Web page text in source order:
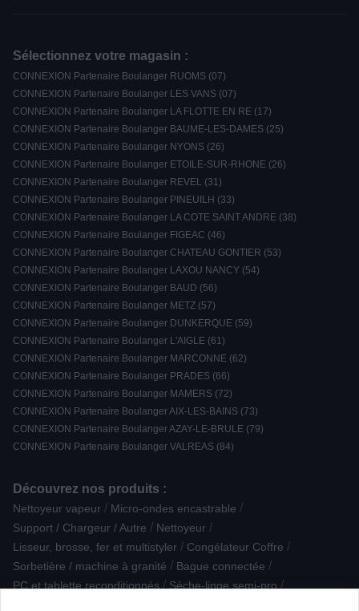
Sélectionnez votre magasin :
CONNEXION Partenaire Boulanger RUOMS (07)
CONNEXION Partenaire Boulanger LES VANS (07)
CONNEXION Partenaire Boulanger LA FLOTTE EN RE (17)
CONNEXION Partenaire Boulanger BAUME-LES-DAMES (25)
CONNEXION Partenaire Boulanger NYONS (26)
CONNEXION Partenaire Boulanger ETOILE-SUR-RHONE (26)
CONNEXION Partenaire Boulanger REVEL (31)
CONNEXION Partenaire Boulanger PINEUILH (33)
CONNEXION Partenaire Boulanger LA COTE SAINT ANDRE (38)
CONNEXION Partenaire Boulanger FIGEAC (46)
CONNEXION Partenaire Boulanger CHATEAU GONTIER (53)
CONNEXION Partenaire Boulanger LAXOU NANCY (54)
CONNEXION Partenaire Boulanger BAUD (56)
CONNEXION Partenaire Boulanger METZ (57)
CONNEXION Partenaire Boulanger DUNKERQUE (59)
CONNEXION Partenaire Boulanger L'AIGLE (61)
CONNEXION Partenaire Boulanger MARCONNE (62)
CONNEXION Partenaire Boulanger PRADES (66)
CONNEXION Partenaire Boulanger MAMERS (72)
CONNEXION Partenaire Boulanger AIX-LES-BAINS (73)
CONNEXION Partenaire Boulanger AZAY-LE-BRULE (79)
CONNEXION Partenaire Boulanger VALREAS (84)
Découvrez nos produits :
Nettoyeur vapeur / Micro-ondes encastrable /
Support / Chargeur / Autre / Nettoyeur /
Lisseur, brosse, fer et multistyler / Congélateur Coffre /
Sorbetière / machine à granité / Bague connectée /
PC et tablette reconditionnés / Sèche-linge semi-pro /